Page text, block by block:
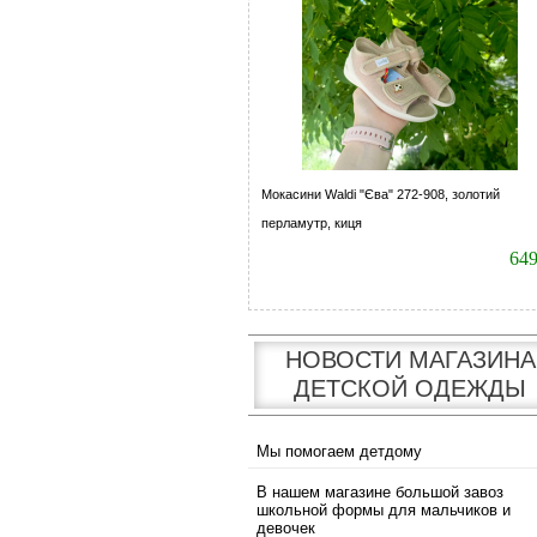
Мокасини Waldi "Єва" 272-908, золотий
перламутр, киця
НОВОСТИ МАГАЗИНА
ДЕТСКОЙ ОДЕЖДЫ
Мы помогаем детдому
В нашем магазине большой завоз
школьной формы для мальчиков и
девочек